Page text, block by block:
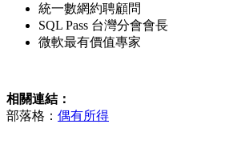
統一數網約聘顧問
SQL Pass 台灣分會會長
微軟最有價值專家
相關連結：
部落格： 偶有所得